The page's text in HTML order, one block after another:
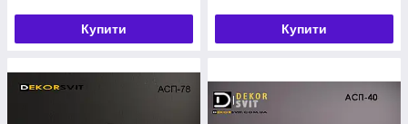
Купити Купити